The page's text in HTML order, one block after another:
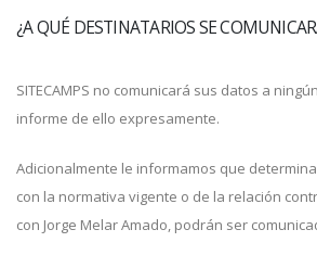
¿A QUÉ DESTINATARIOS SE
SITECAMPS no comunicará sus datos a
informe de ello expresamente.
Adicionalmente le informamos que
con la normativa vigente o de la relación
con Jorge Melar Amado, podrán ser